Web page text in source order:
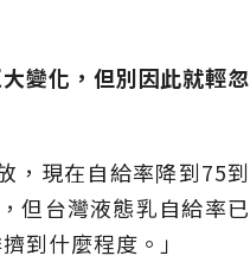
變化，但別因此就輕忽
，現在自給率降到75到
但台灣液態乳自給率已
到什麼程度。」